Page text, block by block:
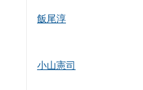
飯尾淳
小山憲司